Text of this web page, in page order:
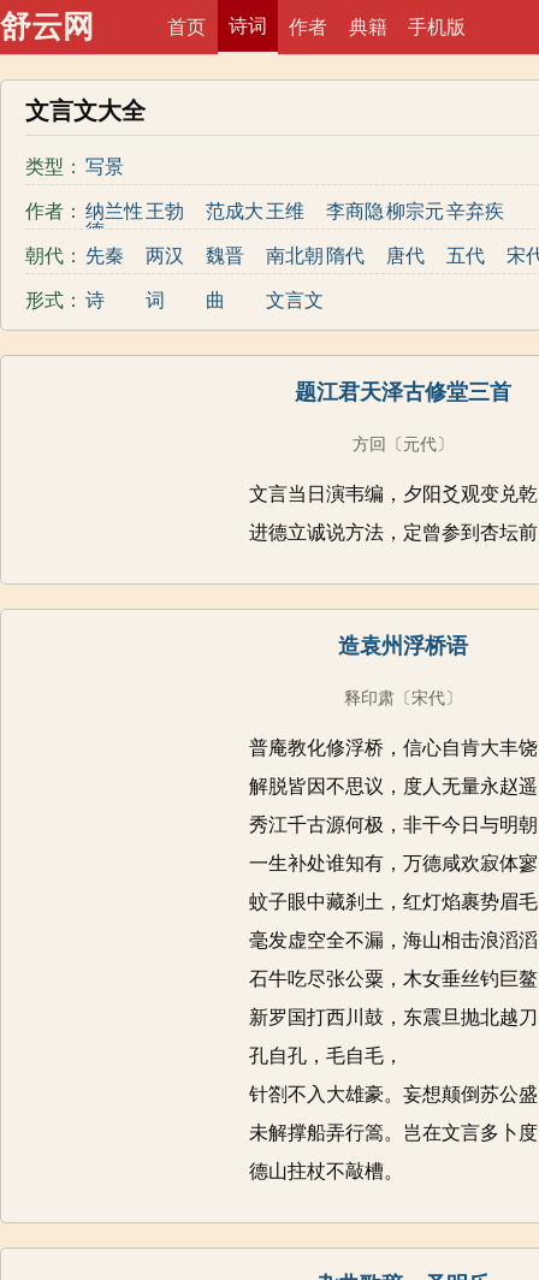
舒云网 首页 诗词 作者 典籍 手机版
文言文大全
类型： 写景
作者： 纳兰性
德
王勃 范成大 王维 李商隐柳宗元辛弃疾
朝代： 先秦 两汉 魏晋 南北朝 隋代 唐代 五代
宋
清代
近现代
形式： 诗 词 曲 文言文
题江君天泽古修堂三首
方回 〔元代〕
文言当日演韦编，夕阳爻观变兑
进德立诚说方法，定曾参到杏坛
造袁州浮桥语
释印肃 〔宋代〕
普庵教化修浮桥，信心自肯大丰
解脱皆因不思议，度人无量永赵
秀江千古源何极，非干今日与明
一生补处谁知有，万德咸欢寂体
蚊子眼中藏刹土，红灯焰裹势眉
毫发虚空全不漏，海山相击浪滔
石牛吃尽张公粟，木女垂丝钓巨
新罗国打西川鼓，东震旦抛北越
孔自孔，毛自毛，
针劄不入大雄豪。妄想颠倒苏公
未解撑船弄行篙。岂在文言多卜
德山拄杖不敲槽。